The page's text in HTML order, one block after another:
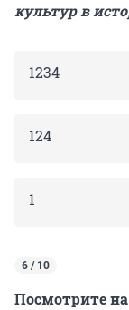
культур в
1234
124
1
6 / 10
Посмотрите